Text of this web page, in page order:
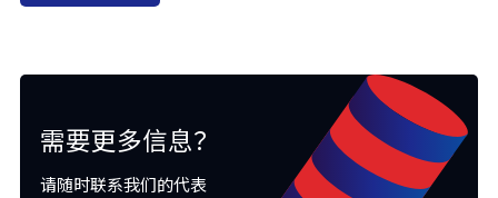
需要更多信息？
请随时联系我们的代表